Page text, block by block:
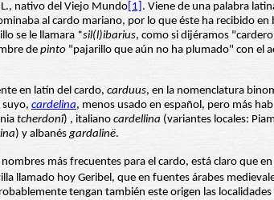
L., nativo del Viejo Mundo [1] . Viene de una palabra
al cardo mariano, por lo que éste ha recibido
se le llamara *sil(l)ibarius, como si dijéramos
de pinto "pajarillo que aún no ha plumado" con el
en latín del cardo, carduus, en la nomenclatura
cardelina, menos usado en español, pero más
tcherdonî) , italiano cardellina (variantes locales:
) y albanésgardalinë.
más frecuentes para el cardo, está claro que
tengan también este origen las